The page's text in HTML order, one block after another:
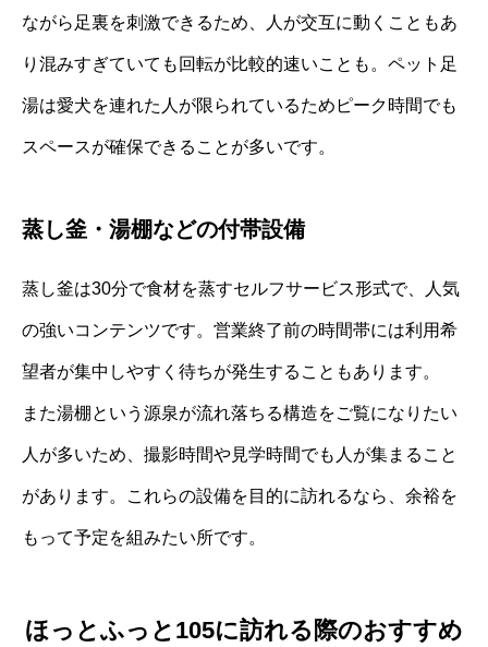
ながら足裏を刺激できるため、人が交互に動くこともあ
り混みすぎていても回転が比較的速いことも。ペット足
湯は愛犬を連れた人が限られているためピーク時間でも
スペースが確保できることが多いです。
蒸し釜・湯棚などの付帯設備
蒸し釜は30分で食材を蒸すセルフサービス形式で、人気
の強いコンテンツです。営業終了前の時間帯には利用希
望者が集中しやすく待ちが発生することもあります。
また湯棚という源泉が流れ落ちる構造をご覧になりたい
人が多いため、撮影時間や見学時間でも人が集まること
があります。これらの設備を目的に訪れるなら、余裕を
もって予定を組みたい所です。
ほっとふっと105に訪れる際のおすすめ